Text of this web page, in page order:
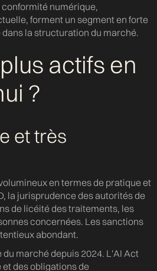
numérique,
forment un segment en forte
la structuration du marché.
actifs en
?
et très
en termes de pratique et
la jurisprudence des autorités de
de licéité des traitements, les
concernées. Les sanctions
abondant.
marché depuis 2024. L'AI Act
des obligations de